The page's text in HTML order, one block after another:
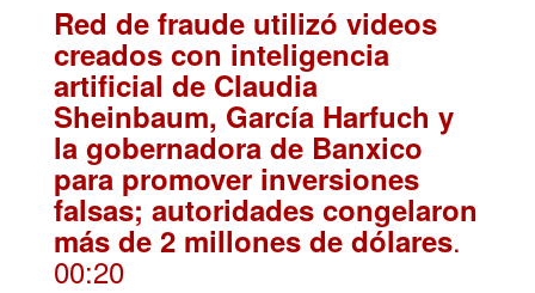
Red de fraude utilizó videos
creados con inteligencia
artificial de Claudia
Sheinbaum, García Harfuch y
la gobernadora de Banxico
para promover inversiones
falsas; autoridades congelaron
más de 2 millones de dólares.
00:20